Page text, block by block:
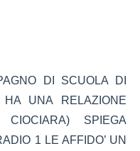
DI SCUOLA DI
UNA RELAZIONE
SPIEGA
1 LE AFFIDO’ UN